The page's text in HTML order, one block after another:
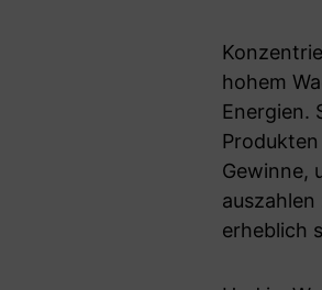
hohem
Energien.
Gewinne,
erheblich